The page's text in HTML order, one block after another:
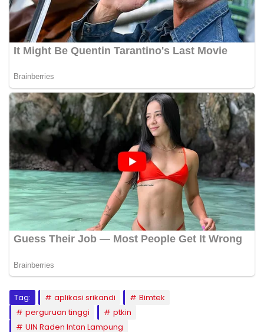
Tag: aplikasi srikandi
Bimtek
perguruan tinggi
ptkin
UIN Raden Intan Lampung